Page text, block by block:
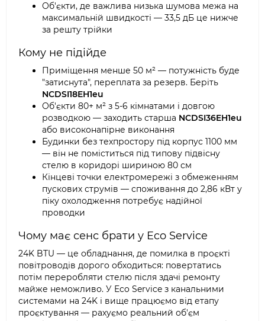
Об'єкти, де важлива низька шумова межа на
максимальній швидкості — 33,5 дБ це нижче
за решту трійки
Кому не підійде
Приміщення менше 50 м² — потужність буде
"затиснута", переплата за резерв. Беріть
NCDSI18EH1eu
Об'єкти 80+ м² з 5-6 кімнатами і довгою
розводкою — заходить старша NCDSI36EH1eu
або високонапірне виконання
Будинки без техпростору під корпус 1100 мм
— він не поміститься під типову підвісну
стелю в коридорі шириною 80 см
Кінцеві точки електромережі з обмеженням
пускових струмів — споживання до 2,86 кВт у
піку охолодження потребує надійної
проводки
Чому має сенс брати у Eco Service
24K BTU — це обладнання, де помилка в проєкті
повітроводів дорого обходиться: повертатись
потім переробляти стелю після здачі ремонту
майже неможливо. У Eco Service з канальними
системами на 24K і вище працюємо від етапу
проєктування — рахуємо реальний об'єм